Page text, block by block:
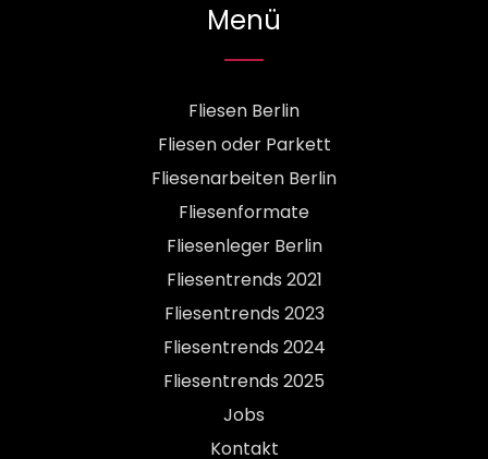
Menü
Fliesen Berlin
Fliesen oder Parkett
Fliesenarbeiten Berlin
Fliesenformate
Fliesenleger Berlin
Fliesentrends 2021
Fliesentrends 2023
Fliesentrends 2024
Fliesentrends 2025
Jobs
Kontakt